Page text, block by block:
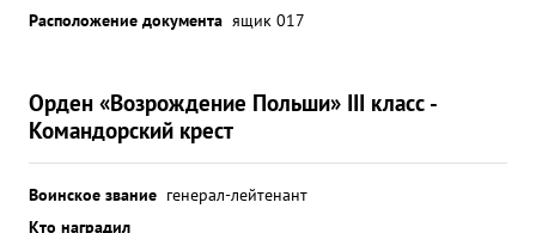
Расположение документа ящик 017
Орден «Возрождение Польши» III класс -
Командорский крест
Воинское звание генерал-лейтенант
Кто наградил